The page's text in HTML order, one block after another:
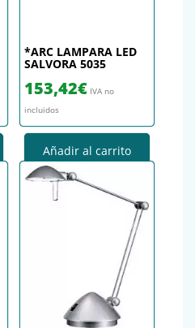
*ARC LAMPARA LED
SALVORA 5035
153,42€ IVA no
incluidos
Añadir al carrito